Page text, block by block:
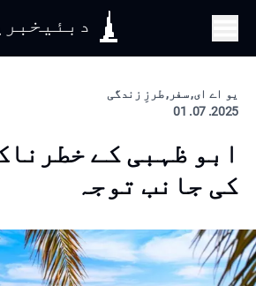
یو اے ای, سفر, طرزِ زندگی
2025. 07. 01
ابو ظہبی کے
کی جانب توجہ